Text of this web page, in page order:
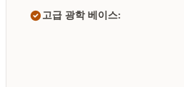
고급 광학 베이스: